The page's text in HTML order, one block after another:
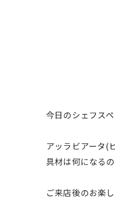
今日のシェフス
アッラビアータ(
具材は何になる
ご来店後のお楽